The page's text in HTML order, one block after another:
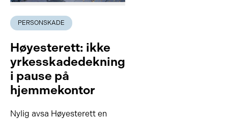
PERSONSKADE
Høyesterett: ikke
yrkesskadedekning
i pause på
hjemmekontor
Nylig avsa Høyesterett en